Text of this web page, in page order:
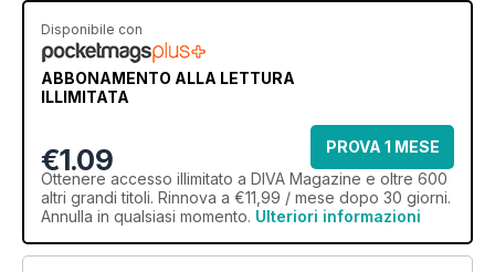
Disponibile con
ABBONAMENTO ALLA LETTURA
ILLIMITATA
€1.09
PROVA 1 MESE
Ottenere accesso illimitato a DIVA Magazine e oltre 600
altri grandi titoli. Rinnova a €11,99 / mese dopo 30 giorni.
Annulla in qualsiasi momento. Ulteriori informazioni